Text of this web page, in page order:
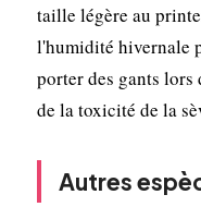
taille légère au
l'humidité hivernale
porter des gants
de la toxicité de la
Autres